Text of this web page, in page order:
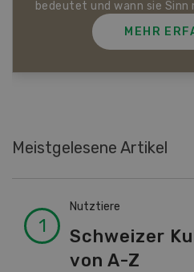
MEHR
Meistgelesene Artikel
Nutztiere
Schweizer
von A-Z